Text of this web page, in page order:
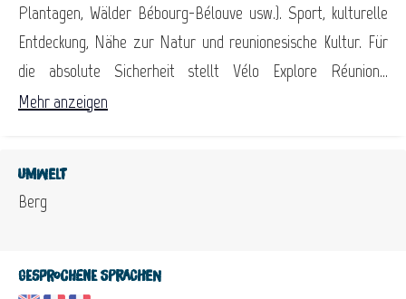
Plantagen, Wälder Bébourg-Bélouve usw.). Sport, kulturelle
Entdeckung, Nähe zur Natur und reunionesische Kultur. Für
die absolute Sicherheit stellt Vélo Explore Réunion...
Mehr anzeigen
Umwelt
Berg
Gesprochene Sprachen